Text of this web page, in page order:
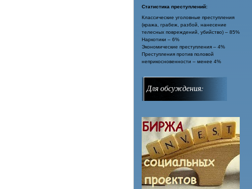
Статистика преступлений:
Классические уголовные преступления
(кража, грабеж, разбой, нанесение
телесных повреждений, убийство) – 85%
Наркотики – 6%
Экономические преступления – 4%
Преступления против половой
неприкосновенности – менее 4%
Для обсуждения: